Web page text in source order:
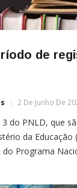
de
2 De Junho De
do PNLD, que
da Educação
Programa